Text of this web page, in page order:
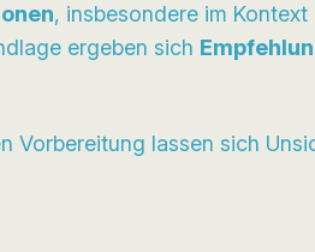
, insbesondere im Kontext
ergeben sich
Vorbereitung lassen sich